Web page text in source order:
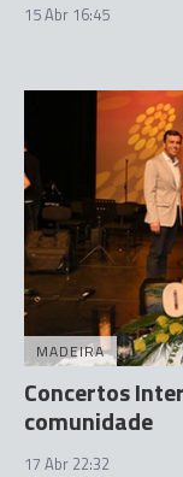
15 Abr 16:45
MADEIRA
Concertos
comunidade
17 Abr 22:32